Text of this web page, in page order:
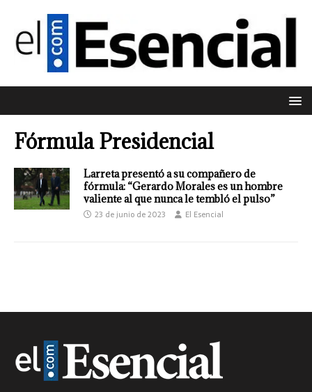
Fórmula Presidencial
Larreta presentó a su compañero de
fórmula: “Gerardo Morales es un hombre
valiente al que nunca le tembló el pulso”
23 de junio de 2023 El Esencial